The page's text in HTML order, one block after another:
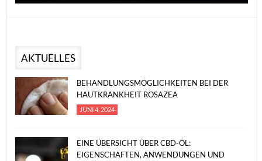
AKTUELLES
BEHANDLUNGSMÖGLICHKEITEN BEI DER
HAUTKRANKHEIT ROSAZEA
JUNI 4, 2024
EINE ÜBERSICHT ÜBER CBD-ÖL:
EIGENSCHAFTEN, ANWENDUNGEN UND